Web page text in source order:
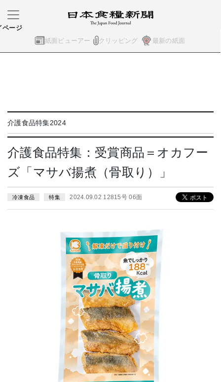
紙面ビューアー クリッピング 最新の紙面
ページ
介護食品特集2024
介護食品特集：受賞商品＝オカフー
ズ「マサバ揚煮（骨取り）」
冷凍食品 特集 2024.09.02 12815号 06面